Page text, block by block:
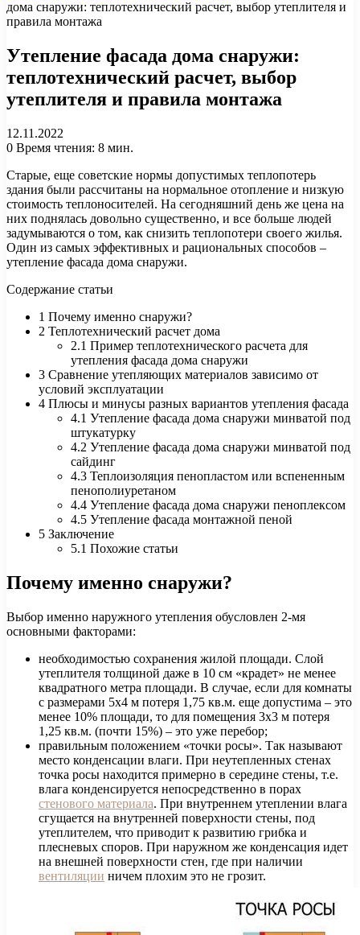
дома снаружи: теплотехнический расчет, выбор утеплителя и
правила монтажа
Утепление фасада дома снаружи:
теплотехнический расчет, выбор
утеплителя и правила монтажа
12.11.2022
0 Время чтения: 8 мин.
Старые, еще советские нормы допустимых теплопотерь
здания были рассчитаны на нормальное отопление и низкую
стоимость теплоносителей. На сегодняшний день же цена на
них поднялась довольно существенно, и все больше людей
задумываются о том, как снизить теплопотери своего жилья.
Один из самых эффективных и рациональных способов –
утепление фасада дома снаружи.
Содержание статьи
1 Почему именно снаружи?
2 Теплотехнический расчет дома
2.1 Пример теплотехнического расчета для
утепления фасада дома снаружи
3 Сравнение утепляющих материалов зависимо от
условий эксплуатации
4 Плюсы и минусы разных вариантов утепления фасада
4.1 Утепление фасада дома снаружи минватой под
штукатурку
4.2 Утепление фасада дома снаружи минватой под
сайдинг
4.3 Теплоизоляция пенопластом или вспененным
пенополиуретаном
4.4 Утепление фасада дома снаружи пеноплексом
4.5 Утепление фасада монтажной пеной
5 Заключение
5.1 Похожие статьи
Почему именно снаружи?
Выбор именно наружного утепления обусловлен 2-мя
основными факторами:
необходимостью сохранения жилой площади. Слой
утеплителя толщиной даже в 10 см «крадет» не менее
квадратного метра площади. В случае, если для комнаты
с размерами 5х4 м потеря 1,75 кв.м. еще допустима – это
менее 10% площади, то для помещения 3х3 м потеря
1,25 кв.м. (почти 15%) – это уже перебор;
правильным положением «точки росы». Так называют
место конденсации влаги. При неутепленных стенах
точка росы находится примерно в середине стены, т.е.
влага конденсируется непосредственно в порах
стенового материала. При внутреннем утеплении влага
сгущается на внутренней поверхности стены, под
утеплителем, что приводит к развитию грибка и
плесневых споров. При наружном же конденсация идет
на внешней поверхности стен, где при наличии
вентиляции ничем плохим это не грозит.